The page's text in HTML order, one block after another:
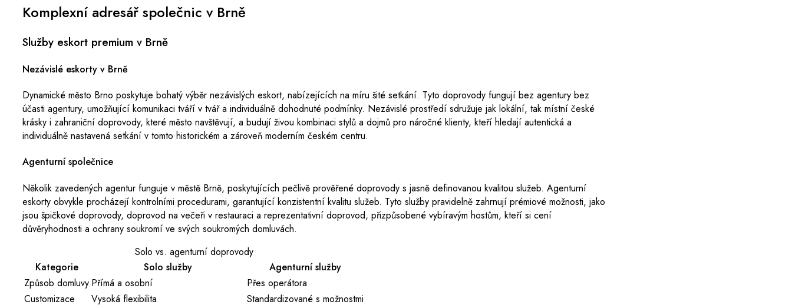
Komplexní adresář společnic v Brně
Služby eskort premium v Brně
Nezávislé eskorty v Brně
Dynamické město Brno poskytuje bohatý výběr nezávislých eskort, nabízejících na míru šité setkání. Tyto doprovody fungují bez agentury bez
účasti agentury, umožňující komunikaci tváří v tvář a individuálně dohodnuté podmínky. Nezávislé prostředí sdružuje jak lokální, tak místní české
krásky i zahraniční doprovody, které město navštěvují, a budují živou kombinaci stylů a dojmů pro náročné klienty, kteří hledají autentická a
individuálně nastavená setkání v tomto historickém a zároveň moderním českém centru.
Agenturní společnice
Několik zavedených agentur funguje v městě Brně, poskytujících pečlivě prověřené doprovody s jasně definovanou kvalitou služeb. Agenturní
eskorty obvykle procházejí kontrolními procedurami, garantující konzistentní kvalitu služeb. Tyto služby pravidelně zahrnují prémiové možnosti, jako
jsou špičkové doprovody, doprovod na večeři v restauraci a reprezentativní doprovod, přizpůsobené vybíravým hostům, kteří si cení
důvěryhodnosti a ochrany soukromí ve svých soukromých domluvách.
Solo vs. agenturní doprovody
Kategorie
Solo služby
Agenturní služby
Způsob domluvy Přímá a osobní
Přes operátora
Customizace
Vysoká flexibilita
Standardizované s možnostmi